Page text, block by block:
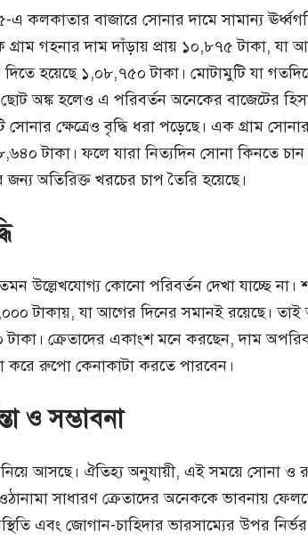
এ কলকাতার বাজারে সোনার দামে সামান্য
গহনার দাম দাঁড়ায় প্রায় ১০,৮৭৫ টাকা, যা
দিতে হয়েছে ১,০৮,৭৫০ টাকা। মোটামুটি যা
অঙ্ক হলেও এ পরিবর্তন অনেকের বাজেটের
সোনার ক্ষেত্রেও বৃদ্ধি ধরা পড়েছে। এক গ্রাম
টাকা। ফলে যারা নিত্যদিন সোনা কিনতে চান
অতিরিক্ত খরচের চাপ তৈরি হয়েছে।
উল্লেখযোগ্য কোনো পরিবর্তন দেখা যাচ্ছে না।
টাকায়, যা আগের দিনের সমানই রয়েছে।
ক্রেতাদের একাংশ মনে করছেন, দাম
রুপো কেনাকাটা করতে পারবেন।
ও সম্ভাবনা
আসছে। ঐতিহ্য অনুযায়ী, এই সময়ে সোনা ও
সাধারণ ক্রেতাদের অনেককে ভাবনায়
এবং জোগান-চাহিদার ভারসাম্যের উপর